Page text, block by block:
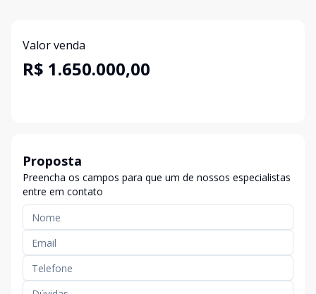
Valor venda
R$ 1.650.000,00
Proposta
Preencha os campos para que um de nossos especialistas
entre em contato